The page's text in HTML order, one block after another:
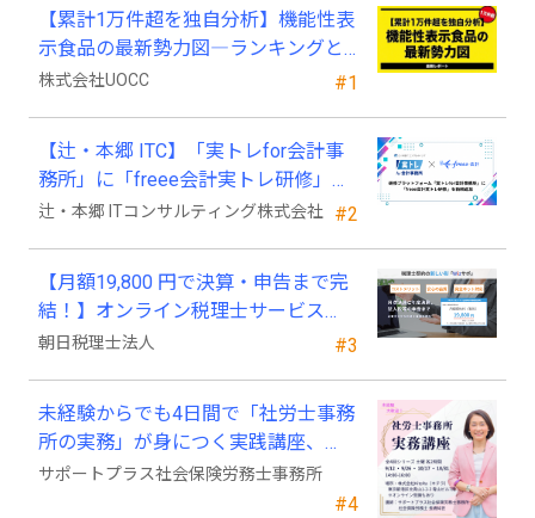
#1
【累計1万件超を独自分析】機能性表
示食品の最新勢力図―ランキングと
2025年4月以降の変化
株式会社UOCC
#2
【辻・本郷 ITC】「実トレfor会計事
務所」に「freee会計実トレ研修」を
新規追加
辻・本郷 ITコンサルティング株式会社
#3
【月額19,800 円で決算・申告まで完
結！】オンライン税理士サービス
「Wiz サポ」
朝日税理士法人
#4
未経験からでも4日間で「社労士事務
所の実務」が身につく実践講座、
2026年9月開講
サポートプラス社会保険労務士事務所